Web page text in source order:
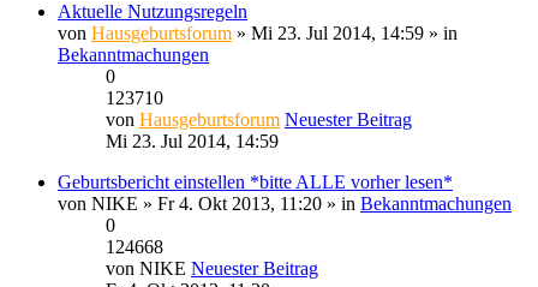
Aktuelle Nutzungsregeln
von Hausgeburtsforum » Mi 23. Jul 2014, 14:59 » in
Bekanntmachungen
0
123710
von Hausgeburtsforum Neuester Beitrag
Mi 23. Jul 2014, 14:59
Geburtsbericht einstellen *bitte ALLE vorher lesen*
von NIKE » Fr 4. Okt 2013, 11:20 » in Bekanntmachungen
0
124668
von NIKE Neuester Beitrag